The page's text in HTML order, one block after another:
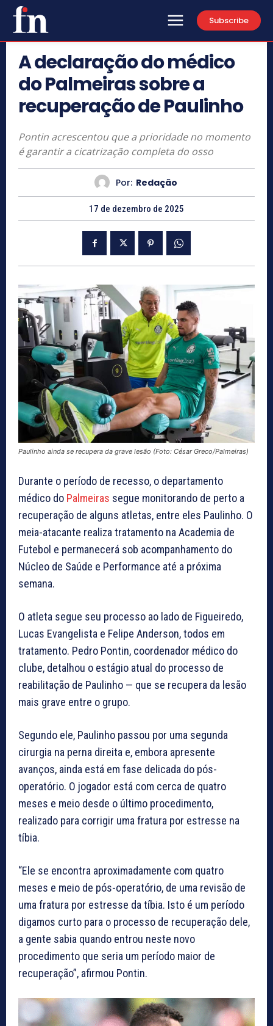
Subscribe
A declaração do médico
do Palmeiras sobre a
recuperação de Paulinho
Pontin acrescentou que a prioridade no momento
é garantir a cicatrização completa do osso
Por: Redação
17 de dezembro de 2025
Paulinho ainda se recupera da grave lesão (Foto: César Greco/Palmeiras)
Durante o período de recesso, o departamento
médico do Palmeiras segue monitorando de perto a
recuperação de alguns atletas, entre eles Paulinho. O
meia-atacante realiza tratamento na Academia de
Futebol e permanecerá sob acompanhamento do
Núcleo de Saúde e Performance até a próxima
semana.
O atleta segue seu processo ao lado de Figueiredo,
Lucas Evangelista e Felipe Anderson, todos em
tratamento. Pedro Pontin, coordenador médico do
clube, detalhou o estágio atual do processo de
reabilitação de Paulinho — que se recupera da lesão
mais grave entre o grupo.
Segundo ele, Paulinho passou por uma segunda
cirurgia na perna direita e, embora apresente
avanços, ainda está em fase delicada do pós-
operatório. O jogador está com cerca de quatro
meses e meio desde o último procedimento,
realizado para corrigir uma fratura por estresse na
tíbia.
“Ele se encontra aproximadamente com quatro
meses e meio de pós-operatório, de uma revisão de
uma fratura por estresse da tíbia. Isto é um período
digamos curto para o processo de recuperação dele,
a gente sabia quando entrou neste novo
procedimento que seria um período maior de
recuperação”, afirmou Pontin.